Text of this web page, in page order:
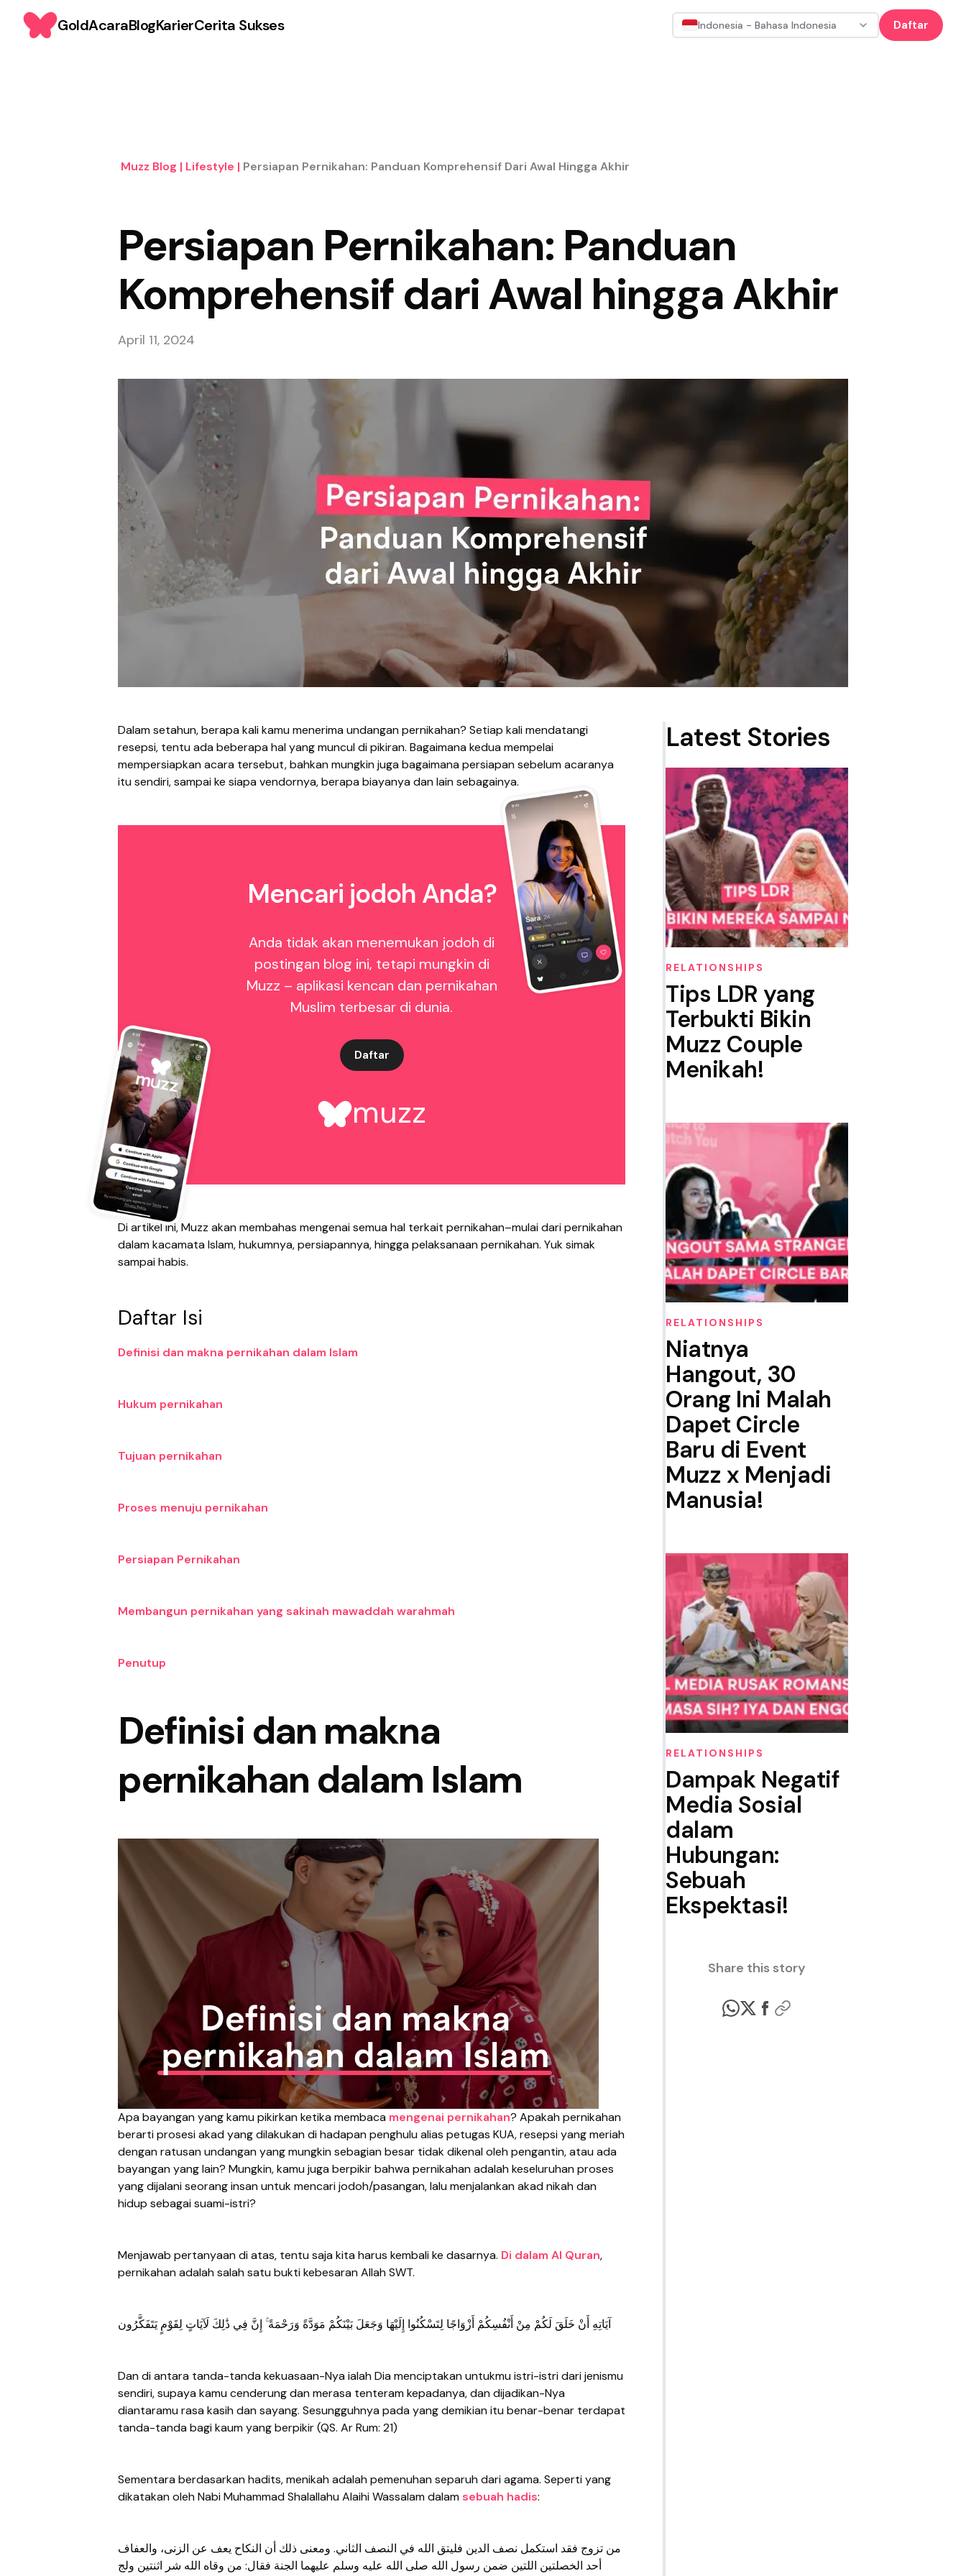
GoldAcaraBlogKarierCerita Sukses Indonesia - Bahasa Indonesia Daftar
Muzz Blog | Lifestyle | Persiapan Pernikahan: Panduan Komprehensif Dari Awal Hingga Akhir
Persiapan Pernikahan: Panduan
Komprehensif dari Awal hingga Akhir
April 11, 2024
Dalam setahun, berapa kali kamu menerima undangan pernikahan? Setiap kali mendatangi
resepsi, tentu ada beberapa hal yang muncul di pikiran. Bagaimana kedua mempelai
mempersiapkan acara tersebut, bahkan mungkin juga bagaimana persiapan sebelum acaranya
itu sendiri, sampai ke siapa vendornya, berapa biayanya dan lain sebagainya.
Mencari jodoh Anda?
Anda tidak akan menemukan jodoh di
postingan blog ini, tetapi mungkin di
Muzz – aplikasi kencan dan pernikahan
Muslim terbesar di dunia.
Daftar
muzz
Di artikel ini, Muzz akan membahas mengenai semua hal terkait pernikahan–mulai dari pernikahan
dalam kacamata Islam, hukumnya, persiapannya, hingga pelaksanaan pernikahan. Yuk simak
sampai habis.
Daftar Isi
Definisi dan makna pernikahan dalam Islam
Hukum pernikahan
Tujuan pernikahan
Proses menuju pernikahan
Persiapan Pernikahan
Membangun pernikahan yang sakinah mawaddah warahmah
Penutup
Definisi dan makna
pernikahan dalam Islam
Apa bayangan yang kamu pikirkan ketika membaca mengenai pernikahan? Apakah pernikahan
berarti prosesi akad yang dilakukan di hadapan penghulu alias petugas KUA, resepsi yang meriah
dengan ratusan undangan yang mungkin sebagian besar tidak dikenal oleh pengantin, atau ada
bayangan yang lain? Mungkin, kamu juga berpikir bahwa pernikahan adalah keseluruhan proses
yang dijalani seorang insan untuk mencari jodoh/pasangan, lalu menjalankan akad nikah dan
hidup sebagai suami-istri?
Menjawab pertanyaan di atas, tentu saja kita harus kembali ke dasarnya. Di dalam Al Quran,
pernikahan adalah salah satu bukti kebesaran Allah SWT.
آيَاتِهِ أَنْ خَلَقَ لَكُمْ مِنْ أَنْفُسِكُمْ أَزْوَاجًا لِتَسْكُنُوا إِلَيْهَا وَجَعَلَ بَيْنَكُمْ مَوَدَّةً وَرَحْمَةً ۚ إِنَّ فِي ذَٰلِكَ لَآيَاتٍ لِقَوْمٍ يَتَفَكَّرُون
Dan di antara tanda-tanda kekuasaan-Nya ialah Dia menciptakan untukmu istri-istri dari jenismu
sendiri, supaya kamu cenderung dan merasa tenteram kepadanya, dan dijadikan-Nya
diantaramu rasa kasih dan sayang. Sesungguhnya pada yang demikian itu benar-benar terdapat
tanda-tanda bagi kaum yang berpikir (QS. Ar Rum: 21)
Sementara berdasarkan hadits, menikah adalah pemenuhan separuh dari agama. Seperti yang
dikatakan oleh Nabi Muhammad Shalallahu Alaihi Wassalam dalam sebuah hadis:
من تزوج فقد استكمل نصف الدين فليتق الله في النصف الثاني. ومعنى ذلك أن النكاح يعف عن الزنى، والعفاف
أحد الخصلتين اللتين ضمن رسول الله صلى الله عليه وسلم عليهما الجنة فقال: من وقاه الله شر اثنتين ولج
Latest Stories
RELATIONSHIPS
Tips LDR yang
Terbukti Bikin
Muzz Couple
Menikah!
RELATIONSHIPS
Niatnya
Hangout, 30
Orang Ini Malah
Dapet Circle
Baru di Event
Muzz x Menjadi
Manusia!
RELATIONSHIPS
Dampak Negatif
Media Sosial
dalam
Hubungan:
Sebuah
Ekspektasi!
Share this story